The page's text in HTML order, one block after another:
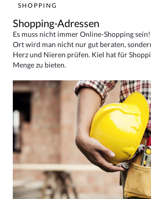
SHOPPING
Shopping-Adressen
Es muss nicht immer Online-Shopping
Ort wird man nicht nur gut beraten,
Herz und Nieren prüfen. Kiel hat für
Menge zu bieten.